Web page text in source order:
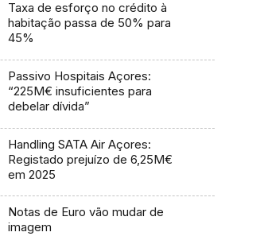
Taxa de esforço no crédito à
habitação passa de 50% para
45%
Passivo Hospitais Açores:
“225M€ insuficientes para
debelar dívida”
Handling SATA Air Açores:
Registado prejuízo de 6,25M€
em 2025
Notas de Euro vão mudar de
imagem